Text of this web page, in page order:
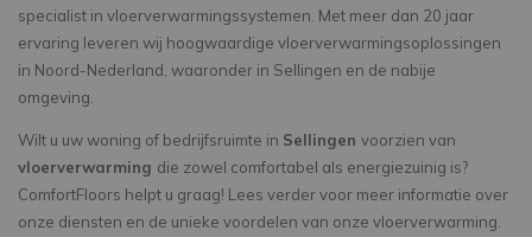
specialist in vloerverwarmingssystemen. Met meer dan 20 jaar
ervaring leveren wij hoogwaardige vloerverwarmingsoplossingen
in Noord-Nederland, waaronder in Sellingen en de nabije
omgeving.
Wilt u uw woning of bedrijfsruimte in Sellingen voorzien van
vloerverwarming die zowel comfortabel als energiezuinig is?
ComfortFloors helpt u graag! Lees verder voor meer informatie over
onze diensten en de unieke voordelen van onze vloerverwarming.